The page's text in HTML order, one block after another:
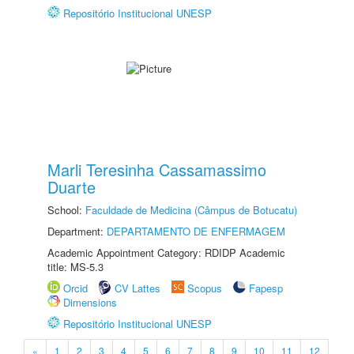
Repositório Institucional UNESP
Marli Teresinha Cassamassimo
Duarte
School: Faculdade de Medicina (Câmpus de Botucatu)
Department: DEPARTAMENTO DE ENFERMAGEM
Academic Appointment Category: RDIDP Academic
title: MS-5.3
Orcid
CV Lattes Scopus
Fapesp
Dimensions
Repositório Institucional UNESP
« 1 2 3 4 5 6 7 8 9 10 11 12